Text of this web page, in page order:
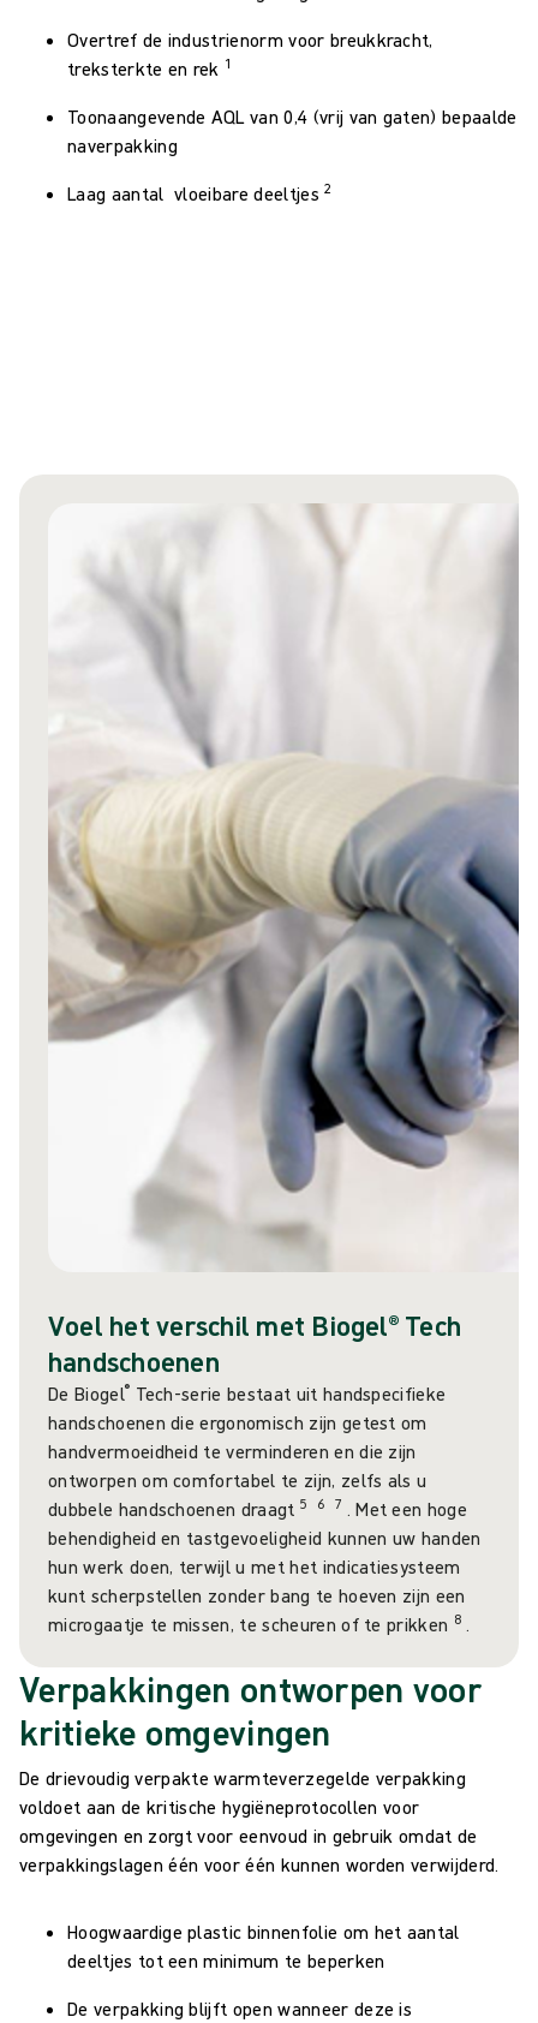
Overtref de industrienorm voor breukkracht,
treksterkte en rek 1
Toonaangevende AQL van 0,4 (vrij van gaten) bepaalde
naverpakking
Laag aantal vloeibare deeltjes2
Voel het verschil met Biogel® Tech
handschoenen
De Biogel® Tech-serie bestaat uit handspecifieke
handschoenen die ergonomisch zijn getest om
handvermoeidheid te verminderen en die zijn
ontworpen om comfortabel te zijn, zelfs als u
dubbele handschoenen draagt 5 6 7 . Met een hoge
behendigheid en tastgevoeligheid kunnen uw handen
hun werk doen, terwijl u met het indicatiesysteem
kunt scherpstellen zonder bang te hoeven zijn een
microgaatje te missen, te scheuren of te prikken 8 .
Verpakkingen ontworpen voor
kritieke omgevingen
De drievoudig verpakte warmteverzegelde verpakking
voldoet aan de kritische hygiëneprotocollen voor
omgevingen en zorgt voor eenvoud in gebruik omdat de
verpakkingslagen één voor één kunnen worden verwijderd.
Hoogwaardige plastic binnenfolie om het aantal
deeltjes tot een minimum te beperken
De verpakking blijft open wanneer deze is